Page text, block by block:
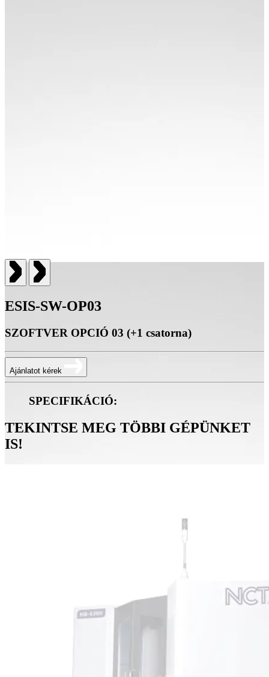
ESIS-SW-OP03
SZOFTVER OPCIÓ 03 (+1 csatorna)
Ajánlatot kérek
SPECIFIKÁCIÓ:
TEKINTSE MEG TÖBBI GÉPÜNKET
IS!